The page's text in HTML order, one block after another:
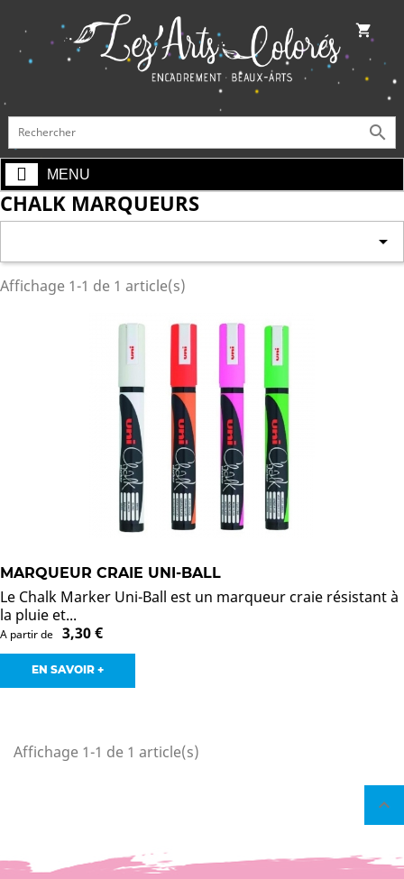
shopping_cart

MENU
CHALK MARQUEURS

Affichage 1-1 de 1 article(s)
MARQUEUR CRAIE UNI-BALL
Le Chalk Marker Uni-Ball est un marqueur craie résistant à
la pluie et...
A partir de 3,30 €
EN SAVOIR +
Affichage 1-1 de 1 article(s)
